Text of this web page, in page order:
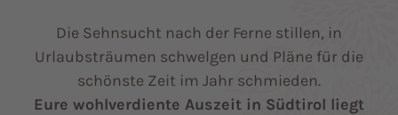
Die Sehnsucht nach der Ferne stillen, in
Urlaubsträumen schwelgen und Pläne für die
schönste Zeit im Jahr schmieden.
Eure wohlverdiente Auszeit in Südtirol liegt